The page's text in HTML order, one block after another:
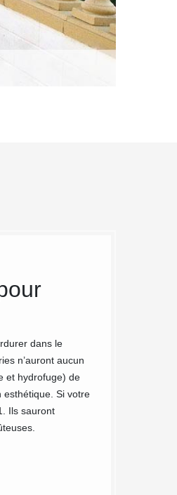
dans le
n’auront aucun
et hydrofuge) de
esthétique. Si votre
Ils sauront